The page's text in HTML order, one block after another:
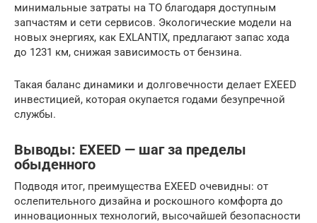
минимальные затраты на ТО благодаря доступным
запчастям и сети сервисов. Экологические модели на
новых энергиях, как EXLANTIX, предлагают запас хода
до 1231 км, снижая зависимость от бензина.
Такая баланс динамики и долговечности делает EXEED
инвестицией, которая окупается годами безупречной
службы.
Выводы: EXEED — шаг за пределы
обыденного
Подводя итог, преимущества EXEED очевидны: от
ослепительного дизайна и роскошного комфорта до
инновационных технологий, высочайшей безопасности